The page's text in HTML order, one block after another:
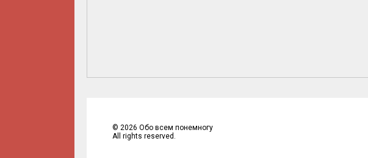
©2026 Обо всем понемногу
All rights reserved.